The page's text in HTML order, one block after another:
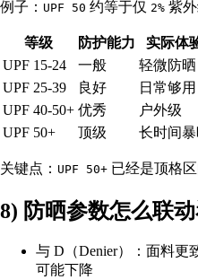
例子： UPF 50 约等于仅 2% 紫
等级 防护能力
实际体
UPF 15-24
一般
轻微防晒
UPF 25-39
良好
日常够用
UPF 40-50+ 优秀
户外级
UPF 50+
顶级 长时间暴
关键点： UPF 50+ 已经是顶格
8) 防晒参数怎么联动
与 D（Denier）：面料更
可能下降